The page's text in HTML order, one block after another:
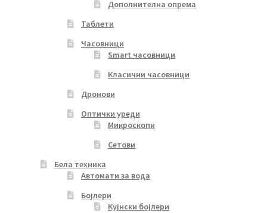
Дополнителна опрема
Таблети
Часовници
Smart часовници
Класични часовници
Дронови
Оптички уреди
Микроскопи
Сетови
Бела техника
Автомати за вода
Бојлери
Кујнски бојлери